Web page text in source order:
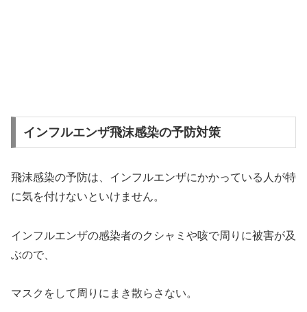
インフルエンザ飛沫感染の予防対策
飛沫感染の予防は、インフルエンザにかかっている人が特
に気を付けないといけません。
インフルエンザの感染者のクシャミや咳で周りに被害が及
ぶので、
マスクをして周りにまき散らさない。